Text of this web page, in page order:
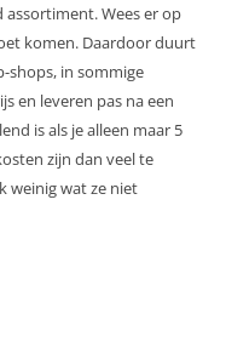
assortiment. Wees er op
komen. Daardoor duurt
shops, in sommige
en leveren pas na een
is als je alleen maar 5
zijn dan veel te
weinig wat ze niet